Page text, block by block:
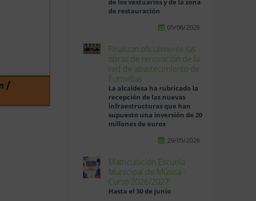
de los vestuarios y de la zona
de restauración
05/06/2026
Finalizan oficialmente las
obras de renovación de la
red de abastecimiento de
Eurovillas
La alcaldesa ha rubricado la
recepción de las nuevas
infraestructuras que han
supuesto una inversión de 20
millones de euros
29/05/2026
Matriculación Escuela
Municipal de Música -
Curso 2026/2027
Hasta el 30 de junio